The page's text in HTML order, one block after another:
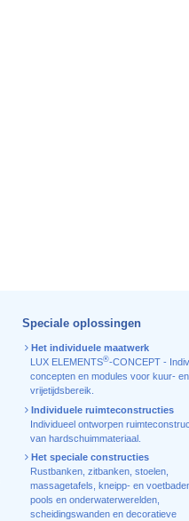
Speciale oplossingen
Het individuele maatwerk
LUX ELEMENTS®-CONCEPT -
concepten en modules voor kuur- en
vrijetijdsbereik.
Individuele ruimteconstructies
Individueel ontworpen
van hardschuimmateriaal.
Het speciale constructies
Rustbanken, zitbanken, stoelen,
massagetafels, kneipp- en
pools en onderwaterwerelden,
scheidingswanden en decoratieve